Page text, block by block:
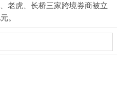
老虎、长桥三家跨境券商被立
。